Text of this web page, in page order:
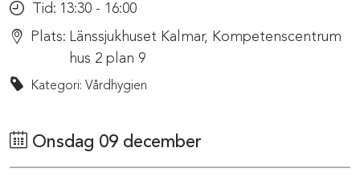
Tid: 13:30 - 16:00
Plats: Länssjukhuset Kalmar, Kompetenscentrum
hus 2 plan 9
Kategori: Vårdhygien
Onsdag 09 december